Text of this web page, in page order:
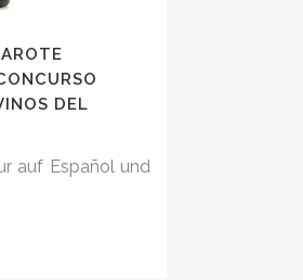
DEL
auf Español und